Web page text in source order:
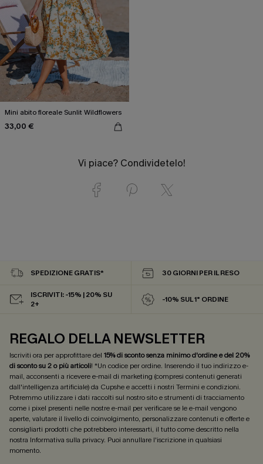
Mini abito floreale Sunlit Wildflowers
33,00 €
Vi piace? Condividetelo!
SPEDIZIONE GRATIS* 30 GIORNI PER IL RESO
ISCRIVITI: -15% | 20% SU
2+
-10% SUL 1° ORDINE
REGALO DELLA NEWSLETTER
Iscriviti ora per approfittare del 15% di sconto senza minimo d'ordine e del 20%
di sconto su 2 o più articoli! *Un codice per ordine. Inserendo il tuo indirizzo e-
mail, acconsenti a ricevere e-mail di marketing (compresi contenuti generati
dall'intelligenza artificiale) da Cupshe e accetti i nostri Termini e condizioni.
Potremmo utilizzare i dati raccolti sul nostro sito e strumenti di tracciamento
come i pixel presenti nelle nostre e-mail per verificare se le e-mail vengono
aperte, valutare il livello di coinvolgimento, personalizzare contenuti e offerte e
consigliarti prodotti che potrebbero interessarti, il tutto come descritto nella
nostra Informativa sulla privacy. Puoi annullare l'iscrizione in qualsiasi
momento.